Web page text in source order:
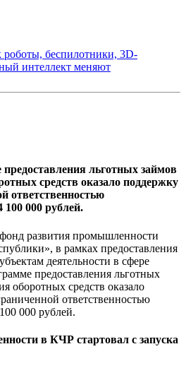
роботы, беспилотники, 3D-
интеллект меняют
льготных займов
средств оказало поддержку
ответственностью
000 рублей.
развития промышленности
в рамках предоставления
деятельности в сфере
предоставления льготных
оборотных средств оказало
ответственностью
000 рублей.
в КЧР стартовал с запуска